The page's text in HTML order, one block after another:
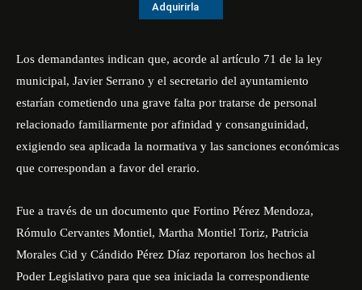
Adquirirla
Los demandantes indican que, acorde al artículo 71 de la ley
municipal, Javier Serrano y el secretario del ayuntamiento
estarían cometiendo una grave falta por tratarse de personal
relacionado familiarmente por afinidad y consanguinidad,
exigiendo sea aplicada la normativa y las sanciones económicas
que correspondan a favor del erario.
Fue a través de un documento que Fortino Pérez Mendoza,
Rómulo Cervantes Montiel, Martha Montiel Toriz, Patricia
Morales Cid y Cándido Pérez Díaz reportaron los hechos al
Poder Legislativo para que sea iniciada la correspondiente